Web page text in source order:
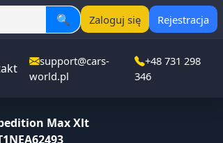
🔍 Zaloguj się Rejestracja
support@cars-
world.pl
+48 731 298
346
Max Xlt